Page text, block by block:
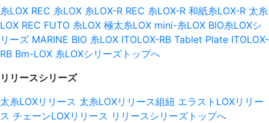
糸LOX REC 糸LOX 糸LOX-R REC 糸LOX-R 和紙糸LOX-R 太糸
LOX REC FUTO 糸LOX 極太糸LOX mini-糸LOX BIO糸LOXシ
リーズ MARINE BIO 糸LOX ITOLOX-RB Tablet Plate ITOLOX-
RB Bm-LOX 糸LOXシリーズトップへ
リリースシリーズ
太糸LOXリリース 太糸LOXリリース組紐 エラストLOXリリー
ス チェーンLOXリリース リリースシリーズトップへ